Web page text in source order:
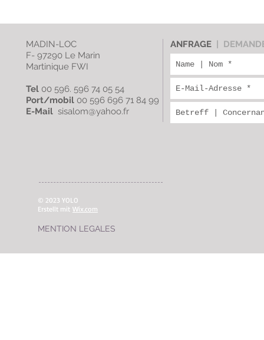
MADIN-LOC
F- 97290 Le Marin
Martinique FWI
Tel 00 596. 596 74 05 54
Port/mobil 00 596 696 71 84 99
E-Mail sisalom@yahoo.fr
ANFRAGE |
© 2023 YOLO
Erstellt mit Wix.com
MENTION LEGALES